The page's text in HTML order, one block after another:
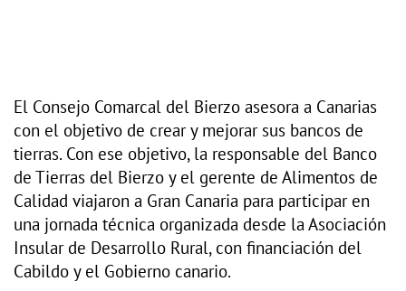
El Consejo Comarcal del Bierzo asesora a Canarias
con el objetivo de crear y mejorar sus bancos de
tierras. Con ese objetivo, la responsable del Banco
de Tierras del Bierzo y el gerente de Alimentos de
Calidad viajaron a Gran Canaria para participar en
una jornada técnica organizada desde la Asociación
Insular de Desarrollo Rural, con financiación del
Cabildo y el Gobierno canario.